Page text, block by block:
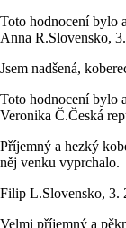
Toto hodnocení bylo
Anna R.Slovensko,
Jsem nadšená,
Toto hodnocení bylo
Veronika Č.Česká
Příjemný a hezký
něj venku vyprchalo.
Filip L.Slovensko, 3.
Velmi příjemný a